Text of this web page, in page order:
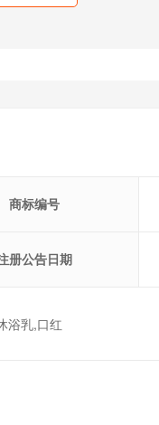
商标编号
册公告日期
浴乳,口红